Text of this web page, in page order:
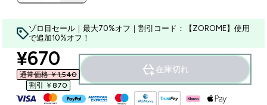
ゾロ目セール｜最大70%オフ｜割引コード：【ZOROME】使用
で追加10%オフ！
discounted price
¥670‎
通常価格 ￥1,540‎
割引 ￥870‎
在庫切れ